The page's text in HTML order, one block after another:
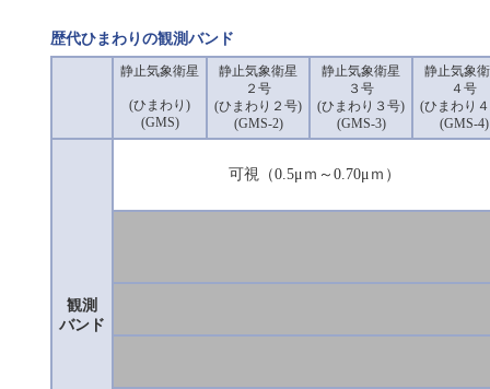
歴代ひまわりの観測バンド
静止気象衛星
(ひまわり)
(GMS)
静止気象衛星
２号
(ひまわり２号)
(GMS-2)
静止気象衛星
３号
(ひまわり３号)
(GMS-3)
静止気象
４号
(ひまわり
(GMS-4)
観測
バンド
可視（0.5μｍ～0.70μｍ）